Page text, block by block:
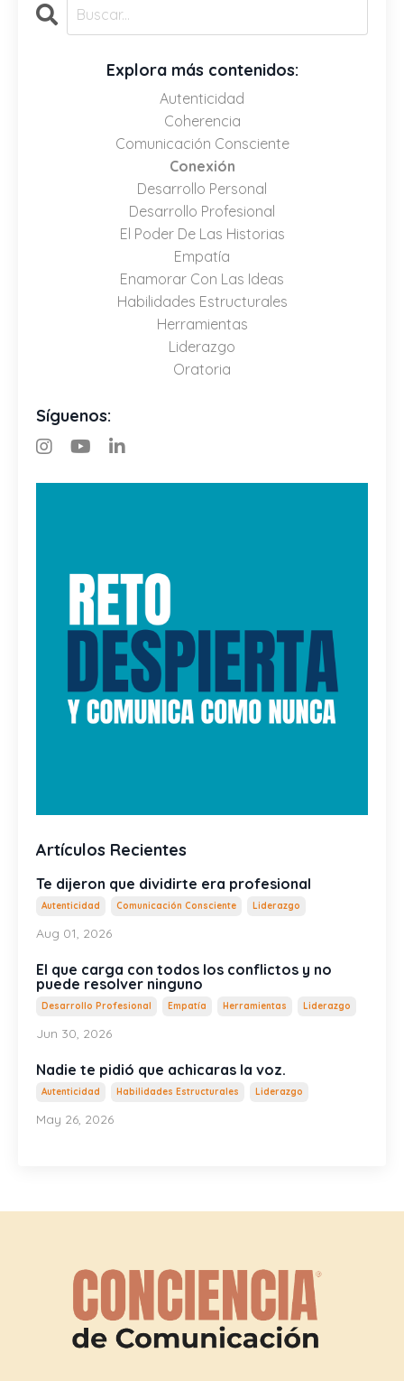
Explora más contenidos:
Autenticidad
Coherencia
Comunicación Consciente
Conexión
Desarrollo Personal
Desarrollo Profesional
El Poder De Las Historias
Empatía
Enamorar Con Las Ideas
Habilidades Estructurales
Herramientas
Liderazgo
Oratoria
Síguenos:
Artículos Recientes
Te dijeron que dividirte era profesional
Autenticidad Comunicación Consciente Liderazgo
Aug 01, 2026
El que carga con todos los conflictos y no
puede resolver ninguno
Desarrollo Profesional Empatía Herramientas Liderazgo
Jun 30, 2026
Nadie te pidió que achicaras la voz.
Autenticidad Habilidades Estructurales Liderazgo
May 26, 2026